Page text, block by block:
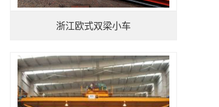
浙江欧式双梁小车